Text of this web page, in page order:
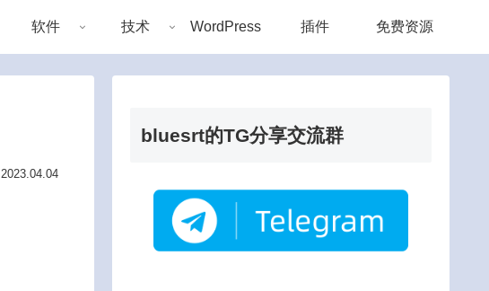
软件 技术 WordPress 插件 免费资源
2023.04.04
bluesrt的TG分享交流群